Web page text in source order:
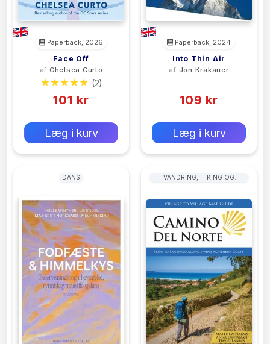
Paperback, 2026
Face Off
af Chelsea Curto
(2)
101 kr
Læg i kurv
Paperback, 2024
Into Thin Air
af Jon Krakauer
109 kr
Læg i kurv
DANS
VANDRING, HIKING OG